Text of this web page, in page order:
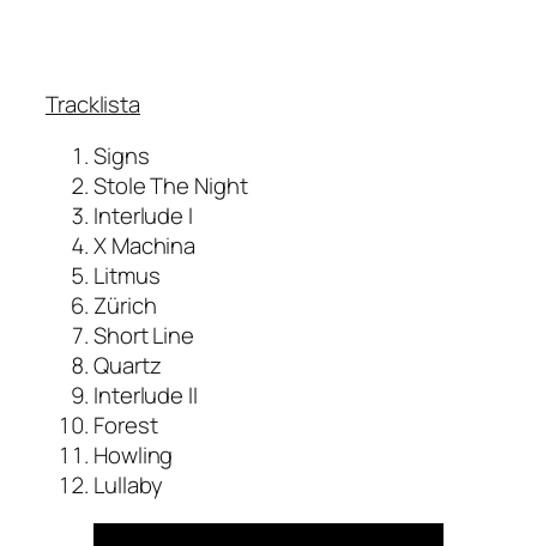
Tracklista
Signs
Stole The Night
Interlude I
X Machina
Litmus
Zürich
Short Line
Quartz
Interlude II
Forest
Howling
Lullaby